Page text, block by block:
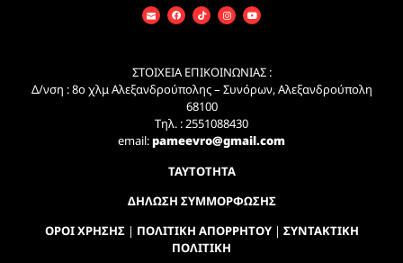
ΣΤΟΙΧΕΙΑ ΕΠΙΚΟΙΝΩΝΙΑΣ :
Δ/νση : 8ο χλμ Αλεξανδρούπολης – Συνόρων, Αλεξανδρούπολη
68100
Τηλ. : 2551088430
email:pameevro@gmail.com
ΤΑΥΤΟΤΗΤΑ
ΔΗΛΩΣΗ ΣΥΜΜΟΡΦΩΣΗΣ
ΟΡΟΙ ΧΡΗΣΗΣ| ΠΟΛΙΤΙΚΗ ΑΠΟΡΡΗΤΟΥ| ΣΥΝΤΑΚΤΙΚΗ
ΠΟΛΙΤΙΚΗ